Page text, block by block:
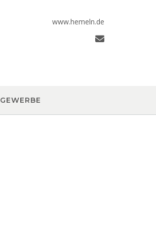
www.hemeln.de
GEWERBE